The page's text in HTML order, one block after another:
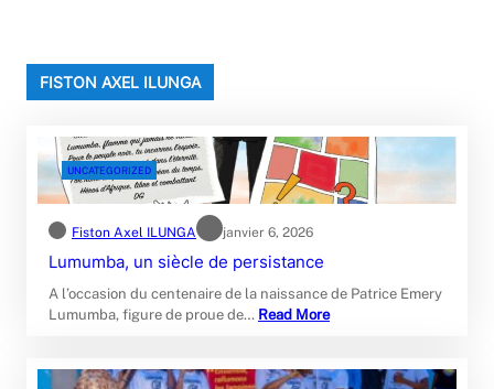
FISTON AXEL ILUNGA
UNCATEGORIZED
Fiston Axel ILUNGA janvier 6, 2026
Lumumba, un siècle de persistance
A l’occasion du centenaire de la naissance de Patrice Emery
Lumumba, figure de proue de… Read More